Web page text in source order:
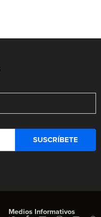
Medios Informativos